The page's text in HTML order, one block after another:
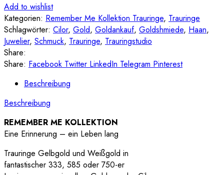
Add to wishlist
Kategorien: Remember Me Kollektion Trauringe, Trauringe
Schlagwörter: Cilor, Gold, Goldankauf, Goldshmiede, Haan,
Juwelier, Schmuck, Trauringe, Trauringstudio
Share:
Share: Facebook Twitter LinkedIn Telegram Pinterest
Beschreibung
Beschreibung
REMEMBER ME KOLLEKTION
Eine Erinnerung – ein Leben lang
Trauringe Gelbgold und Weißgold in
fantastischer 333, 585 oder 750-er